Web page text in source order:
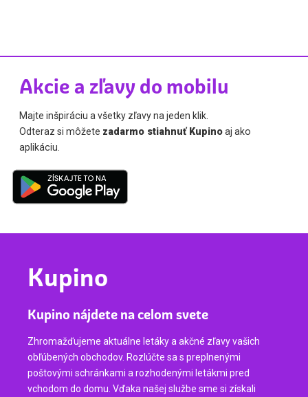
Akcie a zľavy do mobilu
Majte inšpiráciu a všetky zľavy na jeden klik.
Odteraz si môžete zadarmo stiahnuť Kupinoaj ako
aplikáciu.
Kupino
Kupino nájdete na celom svete
Zhromažďujeme aktuálne letáky a akčné zľavy vašich
obľúbených obchodov. Rozlúčte sa s preplnenými
poštovými schránkami a rozhodenými letákmi pred
vchodom do domu. Vďaka našej službe sme si získali